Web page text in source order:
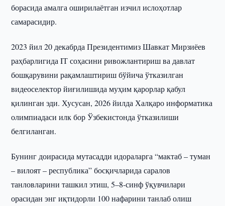
борасида амалга оширилаётган изчил ислоҳотлар
самарасидир.
2023 йил 20 декабрда Президентимиз Шавкат Мирзиёев
раҳбарлигида IТ соҳасини ривожлантириш ва давлат
бошқарувини рақамлаштириш бўйича ўтказилган
видеоселектор йиғилишида муҳим қарорлар қабул
қилинган эди. Хусусан, 2026 йилда Халқаро информатика
олимпиадаси илк бор Ўзбекистонда ўтказилиши
белгиланган.
Бунинг доирасида мутасадди идораларга “мактаб – туман
– вилоят – республика” босқичларида саралов
танловларини ташкил этиш, 5–8-синф ўқувчилари
орасидан энг иқтидорли 100 нафарини танлаб олиш